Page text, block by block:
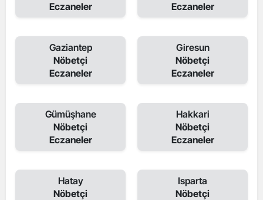
Eczaneler
Eczaneler
Gaziantep
Nöbetçi
Eczaneler
Giresun
Nöbetçi
Eczaneler
Gümüşhane
Nöbetçi
Eczaneler
Hakkari
Nöbetçi
Eczaneler
Hatay
Nöbetçi
Isparta
Nöbetçi